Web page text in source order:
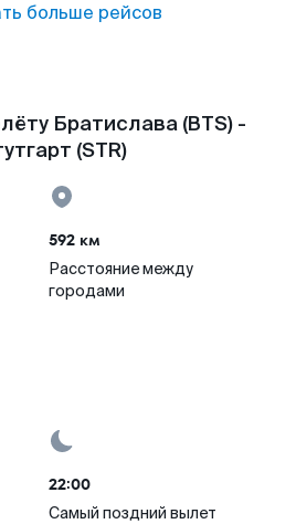
больше рейсов
Братислава (BTS) -
(STR)
592 км
Расстояние между
городами
22:00
Самый поздний вылет